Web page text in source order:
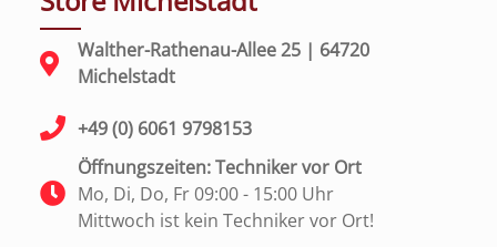
Walther-Rathenau-Allee 25 | 64720
Michelstadt
+49 (0) 6061 9798153
Öffnungszeiten: Techniker vor Ort
Mo, Di, Do, Fr 09:00 - 15:00 Uhr
Mittwoch ist kein Techniker vor Ort!